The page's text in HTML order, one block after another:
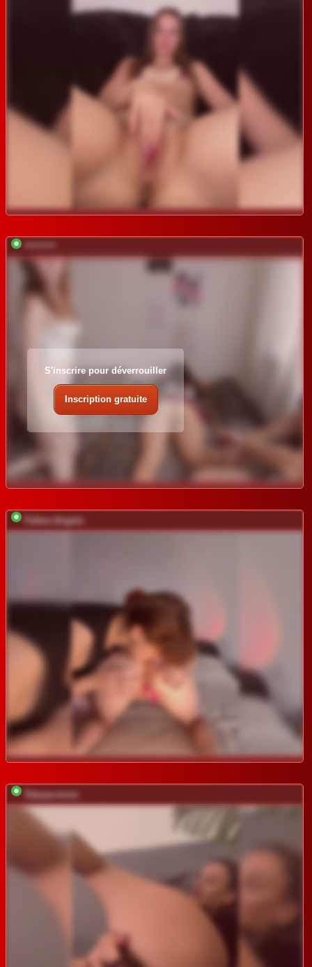
S'inscrire pour déverrouiller
Inscription gratuite
Fallen-Angels
Stasya-moor